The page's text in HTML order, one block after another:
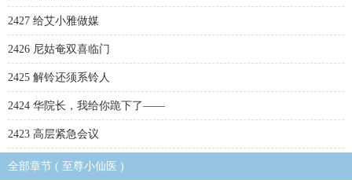
2427 给艾小雅做媒
2426 尼姑奄双喜临门
2425 解铃还须系铃人
2424 华院长，我给你跪下了——
2423 高层紧急会议
全部章节 ( 至尊小仙医 )